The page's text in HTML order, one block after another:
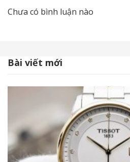
Chưa có bình luận nào
Bài viết mới